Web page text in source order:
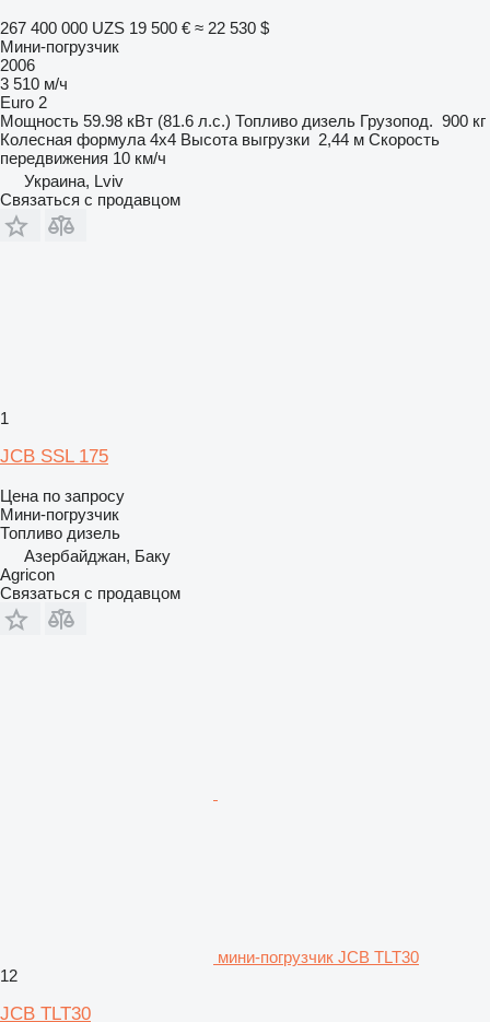
267 400 000 UZS 19 500 € ≈ 22 530 $
Мини-погрузчик
2006
3 510 м/ч
Euro 2
Мощность 59.98 кВт (81.6 л.с.) Топливо дизель Грузопод. 900 кг
Колесная формула 4x4 Высота выгрузки 2,44 м Скорость
передвижения 10 км/ч
Украина, Lviv
Связаться с продавцом
1
JCB SSL 175
Цена по запросу
Мини-погрузчик
Топливо дизель
Азербайджан, Баку
Agricon
Связаться с продавцом
мини-погрузчик JCB TLT30
12
JCB TLT30